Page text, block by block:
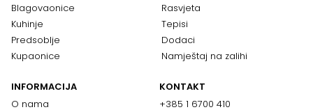
Blagovaonice
Kuhinje
Predsoblje
Kupaonice
Rasvjeta
Tepisi
Dodaci
Namještaj na zalihi
INFORMACIJA
O nama
KONTAKT
+385 1 6700 410